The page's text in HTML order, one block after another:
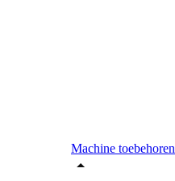
Machine toebehoren